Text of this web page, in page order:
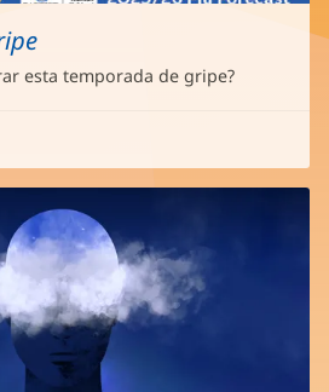
esta temporada de gripe?